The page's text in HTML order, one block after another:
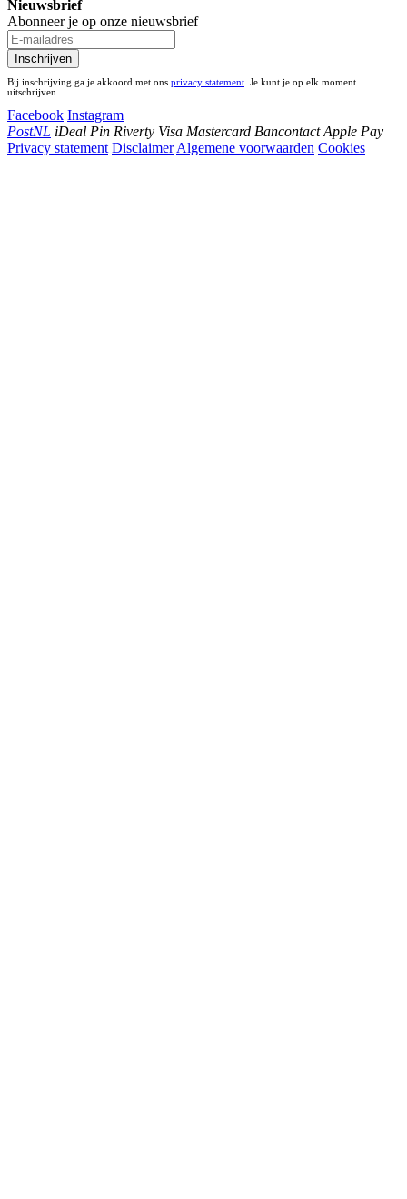
Nieuwsbrief
Abonneer je op onze nieuwsbrief
Inschrijven
Bij inschrijving ga je akkoord met ons privacy statement. Je kunt je op elk moment
uitschrijven.
Facebook Instagram
PostNL iDeal Pin Riverty Visa Mastercard Bancontact Apple Pay
Privacy statement Disclaimer Algemene voorwaarden Cookies